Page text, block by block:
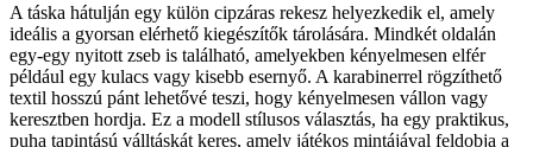
A táska hátulján egy külön cipzáras rekesz helyezkedik el, amely
ideális a gyorsan elérhető kiegészítők tárolására. Mindkét oldalán
egy-egy nyitott zseb is található, amelyekben kényelmesen elfér
például egy kulacs vagy kisebb esernyő. A karabinerrel rögzíthető
textil hosszú pánt lehetővé teszi, hogy kényelmesen vállon vagy
keresztben hordja. Ez a modell stílusos választás, ha egy praktikus,
puha tapintású válltáskát keres, amely játékos mintájával feldobja a